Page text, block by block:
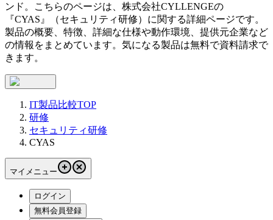
ンド。こちらのページは、 株式会社CYLLENGEの
『CYAS 』（セキュリティ研修）に関する詳細ページです。
製品の概要、特徴、詳細な仕様や動作環境、提供元企業など
の情報をまとめています。気になる製品は無料で資料請求で
きます。
IT製品比較TOP
研修
セキュリティ研修
CYAS
マイメニュー
ログイン
無料会員登録